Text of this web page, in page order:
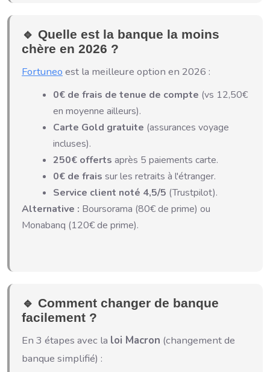
🔹 Quelle est la banque la moins
chère en 2026 ?
Fortuneo est la meilleure option en 2026 :
0€ de frais de tenue de compte (vs 12,50€
en moyenne ailleurs).
Carte Gold gratuite (assurances voyage
incluses).
250€ offerts après 5 paiements carte.
0€ de frais sur les retraits à l'étranger.
Service client noté 4,5/5 (Trustpilot).
Alternative : Boursorama (80€ de prime) ou
Monabanq (120€ de prime).
🔹 Comment changer de banque
facilement ?
En 3 étapes avec la loi Macron (changement de
banque simplifié) :